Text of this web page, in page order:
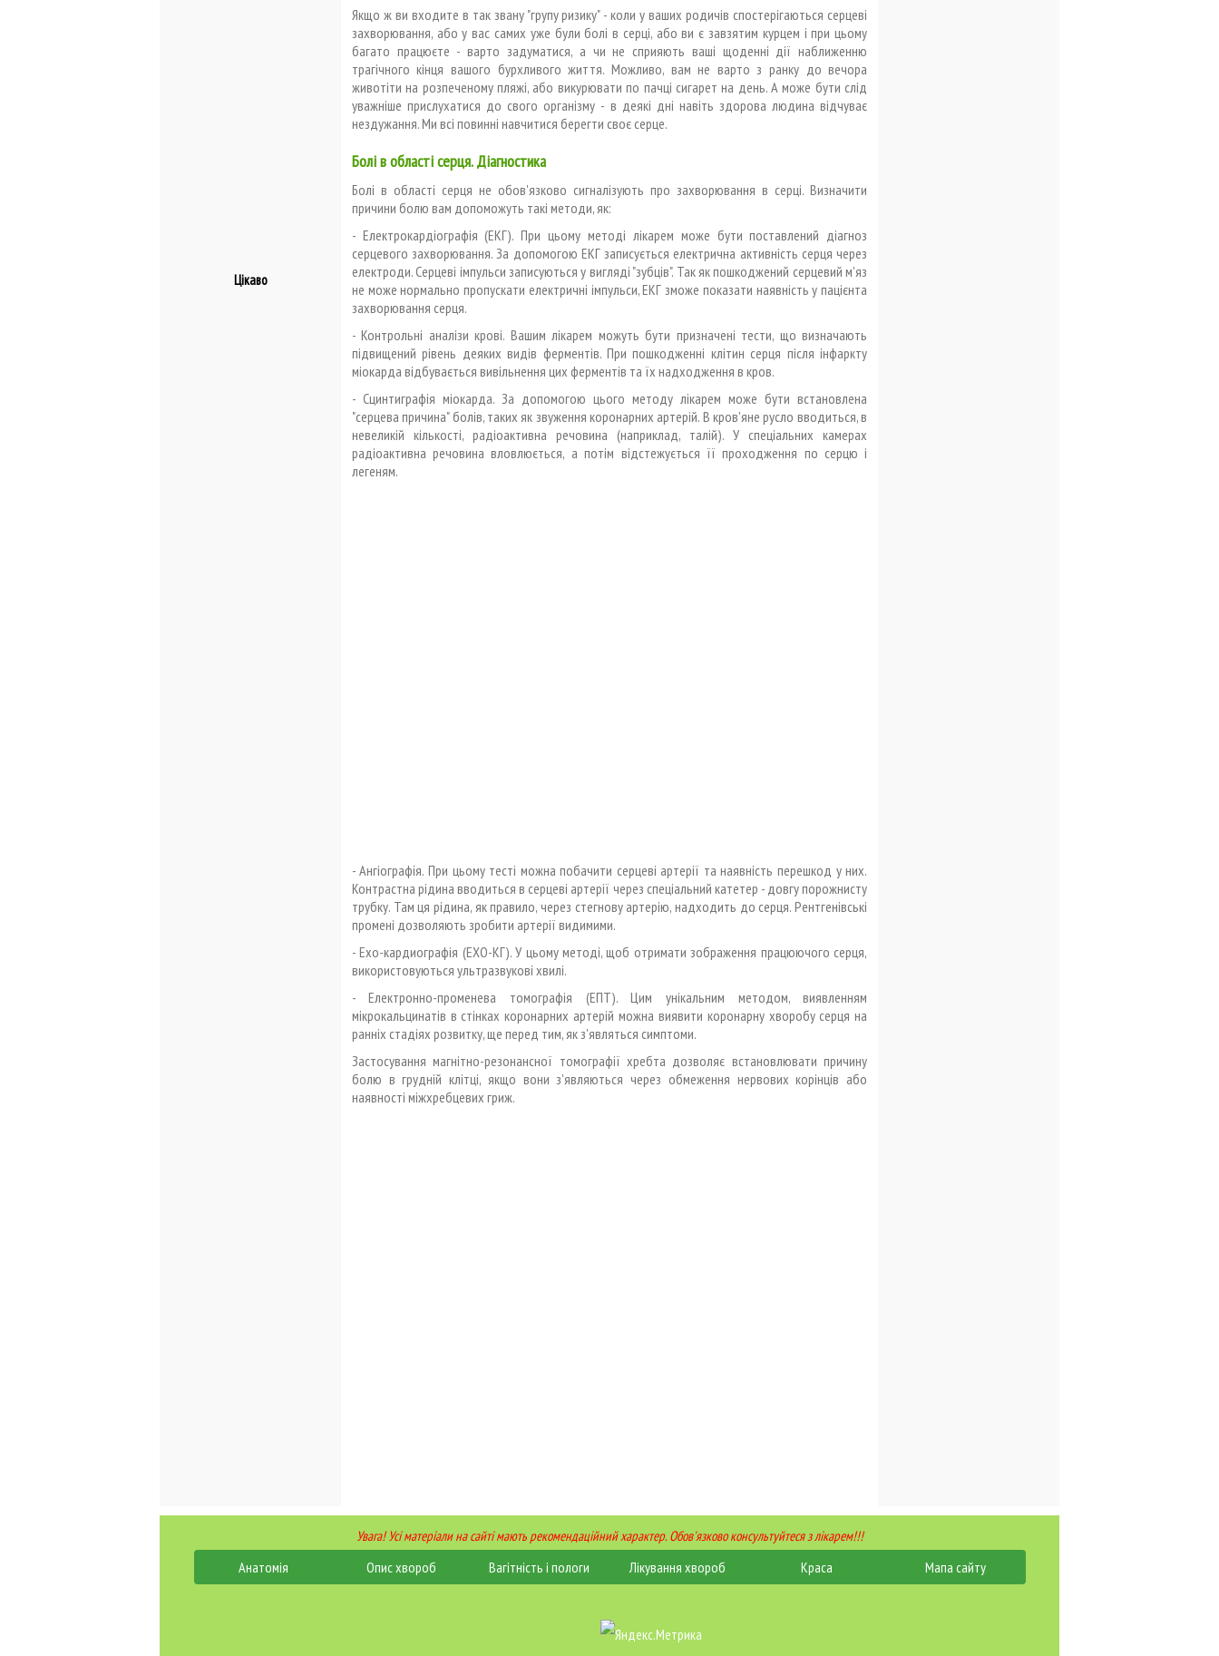
Цікаво
Якщо ж ви входите в так звану "групу ризику" - коли у ваших родичів спостерігаються серцеві
захворювання, або у вас самих уже були болі в серці, або ви є завзятим курцем і при цьому
багато працюєте - варто задуматися, а чи не сприяють ваші щоденні дії наближенню
трагічного кінця вашого бурхливого життя. Можливо, вам не варто з ранку до вечора
животіти на розпеченому пляжі, або викурювати по пачці сигарет на день. А може бути слід
уважніше прислухатися до свого організму - в деякі дні навіть здорова людина відчуває
нездужання. Ми всі повинні навчитися берегти своє серце.
Болі в області серця. Діагностика
Болі в області серця не обов'язково сигналізують про захворювання в серці. Визначити
причини болю вам допоможуть такі методи, як:
- Електрокардіографія (ЕКГ). При цьому методі лікарем може бути поставлений діагноз
серцевого захворювання. За допомогою ЕКГ записується електрична активність серця через
електроди. Серцеві імпульси записуються у вигляді "зубців". Так як пошкоджений серцевий м'яз
не може нормально пропускати електричні імпульси, ЕКГ зможе показати наявність у пацієнта
захворювання серця.
- Контрольні аналізи крові. Вашим лікарем можуть бути призначені тести, що визначають
підвищений рівень деяких видів ферментів. При пошкодженні клітин серця після інфаркту
міокарда відбувається вивільнення цих ферментів та їх надходження в кров.
- Сцинтиграфія міокарда. За допомогою цього методу лікарем може бути встановлена
"серцева причина" болів, таких як звуження коронарних артерій. В кров'яне русло вводиться, в
невеликій кількості, радіоактивна речовина (наприклад, талій). У спеціальних камерах
радіоактивна речовина вловлюється, а потім відстежується її проходження по серцю і
легеням.
- Ангіографія. При цьому тесті можна побачити серцеві артерії та наявність перешкод у них.
Контрастна рідина вводиться в серцеві артерії через спеціальний катетер - довгу порожнисту
трубку. Там ця рідина, як правило, через стегнову артерію, надходить до серця. Рентгенівські
промені дозволяють зробити артерії видимими.
- Ехо-кардиографія (ЕХО-КГ). У цьому методі, щоб отримати зображення працюючого серця,
використовуються ультразвукові хвилі.
- Електронно-променева томографія (ЕПТ). Цим унікальним методом, виявленням
мікрокальцинатів в стінках коронарних артерій можна виявити коронарну хворобу серця на
ранніх стадіях розвитку, ще перед тим, як з'являться симптоми.
Застосування магнітно-резонансної томографії хребта дозволяє встановлювати причину
болю в грудній клітці, якщо вони з'являються через обмеження нервових корінців або
наявності міжхребцевих гриж.
Увага! Усі матеріали на сайті мають рекомендаційний характер. Обов'язково консультуйтеся з лікарем!!!
Анатомія Опис хвороб Вагітність і пологи Лікування хвороб Краса Мапа сайту